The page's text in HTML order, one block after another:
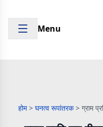
Menu
होम > घनत्व रूपांतरक > ग्राम